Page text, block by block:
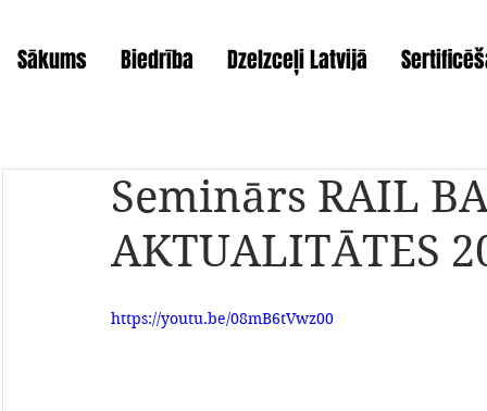
Sākums Biedrība Dzelzceļi Latvijā
Seminārs RAIL
AKTUALITĀTES
https://youtu.be/08mB6tVwz00